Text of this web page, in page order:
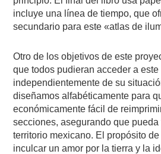
incluye una línea de tiempo, que
secundario para este «atlas de
Otro de los objetivos de este
que todos pudieran acceder a este
independientemente de su
diseñamos alfabéticamente para
económicamente fácil de
secciones, asegurando que pueda
territorio mexicano. El propósito de
inculcar un amor por la tierra y la